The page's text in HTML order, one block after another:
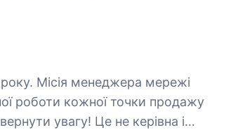
мережі
роботи кожної точки продажу
увагу! Це не керівна і